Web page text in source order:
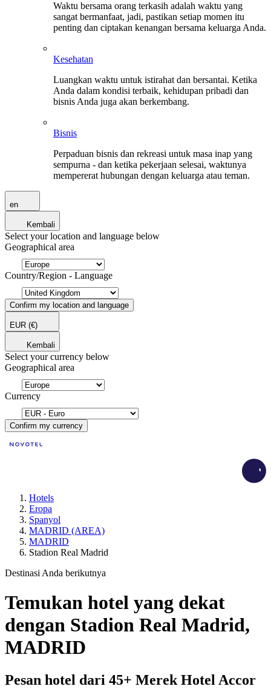
Waktu bersama orang terkasih adalah waktu yang
sangat bermanfaat, jadi, pastikan setiap momen itu
penting dan ciptakan kenangan bersama keluarga Anda.
Kesehatan
Luangkan waktu untuk istirahat dan bersantai. Ketika
Anda dalam kondisi terbaik, kehidupan pribadi dan
bisnis Anda juga akan berkembang.
Bisnis
Perpaduan bisnis dan rekreasi untuk masa inap yang
sempurna - dan ketika pekerjaan selesai, waktunya
mempererat hubungan dengan keluarga atau teman.
en
Kembali
Select your location and language below
Geographical area
Country/Region - Language
Confirm my location and language
EUR (€)
Kembali
Select your currency below
Geographical area
Currency
Confirm my currency
Hotels
Eropa
Spanyol
MADRID (AREA)
MADRID
Stadion Real Madrid
Destinasi Anda berikutnya
Temukan hotel yang dekat
dengan Stadion Real Madrid,
MADRID
Pesan hotel dari 45+ Merek Hotel Accor